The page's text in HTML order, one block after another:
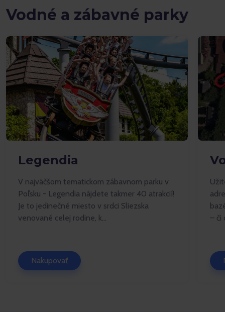
Vodné a zábavné parky
Legendia
V najväčšom tematickom zábavnom parku v
Poľsku - Legendia nájdete takmer 40 atrakcií!
Je to jedinečné miesto v srdci Sliezska
venované celej rodine, k...
Nakupovať
– či